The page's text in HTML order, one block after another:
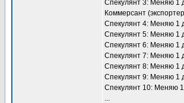
Спекулянт 3: Меняю 1
Коммерсант
Спекулянт 4: Меняю 1
Спекулянт 5: Меняю 1
Спекулянт 6: Меняю 1
Спекулянт 7: Меняю 1
Спекулянт 8: Меняю 1
Спекулянт 9: Меняю 1
Спекулянт 10: Меняю
...